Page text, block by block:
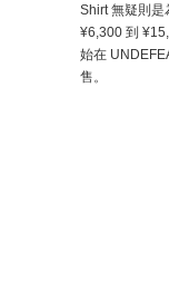
Shirt 無疑則是
¥6,300 到
始在
售。